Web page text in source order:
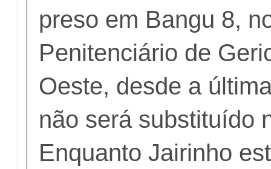
preso em Bangu 8,
Penitenciário de
Oeste, desde a
não será substituído
Enquanto Jairinho